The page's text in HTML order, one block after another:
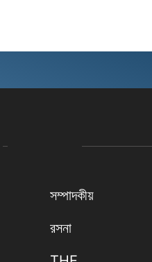
সম্পাদকীয়
রসনা